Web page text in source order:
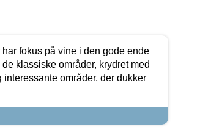
fokus på vine i den gode ende
klassiske områder, krydret med
områder, der dukker